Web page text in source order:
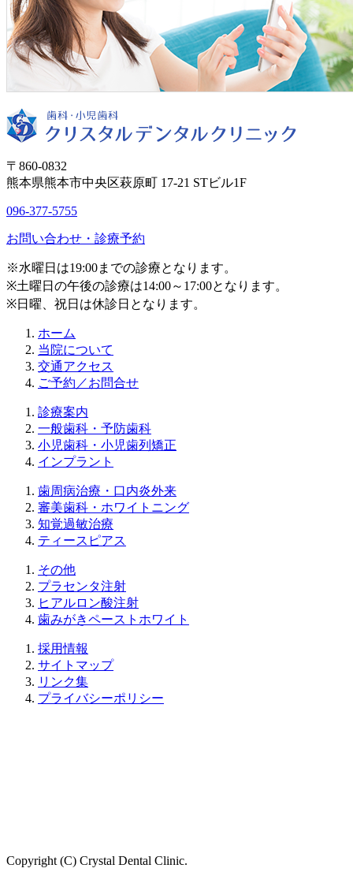
〒860-0832
熊本県熊本市中央区萩原町 17-21 STビル1F
096-377-5755
お問い合わせ・診療予約
※水曜日は19:00までの診療となります。
※土曜日の午後の診療は14:00～17:00となります。
※日曜、祝日は休診日となります。
ホーム
当院について
交通アクセス
ご予約／お問合せ
診療案内
一般歯科・予防歯科
小児歯科・小児歯列矯正
インプラント
歯周病治療・口内炎外来
審美歯科・ホワイトニング
知覚過敏治療
ティースピアス
その他
プラセンタ注射
ヒアルロン酸注射
歯みがきペーストホワイト
採用情報
サイトマップ
リンク集
プライバシーポリシー
Copyright (C) Crystal Dental Clinic.